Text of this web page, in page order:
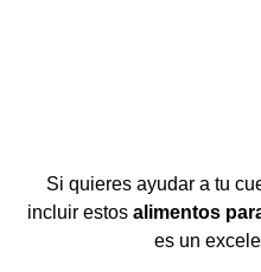
Si quieres ayudar a tu
incluir estos alimentos
es un